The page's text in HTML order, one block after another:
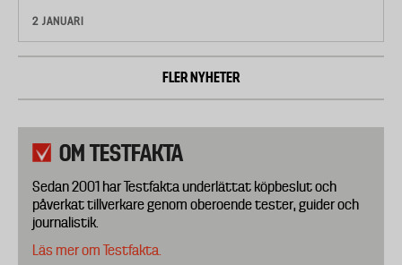
2 JANUARI
FLER NYHETER
OM TESTFAKTA
Sedan 2001 har Testfakta underlättat köpbeslut och
påverkat tillverkare genom oberoende tester, guider och
journalistik.
Läs mer om Testfakta.